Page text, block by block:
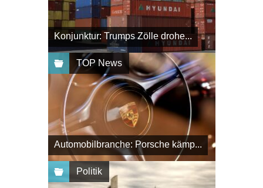
Konjunktur: Trumps Zölle drohe...
TOP News
Automobilbranche: Porsche kämp...
Politik